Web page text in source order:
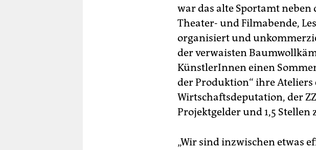
war das alte Sportamt
Theater- und Filmabende,
organisiert und
der verwaisten
KünstlerInnen einen
der Produktion“ ihre
Wirtschaftsdeputation, der
Projektgelder und 1,5 Stellen
„Wir sind inzwischen etwas